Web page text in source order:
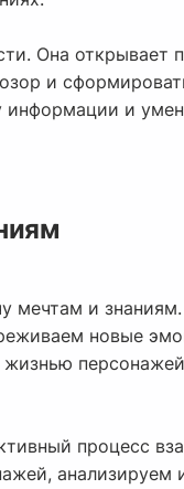
Она
и
и
мечтам и
новые
процесс
анализируем